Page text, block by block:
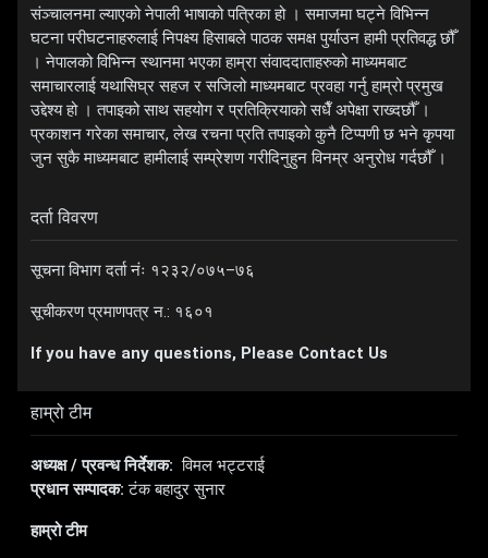
संञ्चालनमा ल्याएको नेपाली भाषाको पत्रिका हो । समाजमा घट्ने विभिन्न
घटना परीघटनाहरुलाई निपक्ष्य हिसाबले पाठक समक्ष पुर्याउन हामी प्रतिवद्ध छौँ
। नेपालको विभिन्न स्थानमा भएका हाम्रा संवाददाताहरुको माध्यमबाट
समाचारलाई यथासिघ्र सहज र सजिलो माध्यमबाट प्रवहा गर्नु हाम्रो प्रमुख
उद्देश्य हो । तपाइको साथ सहयोग र प्रतिक्रियाको सधैँ अपेक्षा राख्दछौँ ।
प्रकाशन गरेका समाचार, लेख रचना प्रति तपाइको कुनै टिप्पणी छ भने कृपया
जुन सुकै माध्यमबाट हामीलाई सम्प्रेशण गरीदिनुहुन विनम्र अनुरोध गर्दछौँ ।
दर्ता विवरण
सूचना विभाग दर्ता नंः १२३२/०७५–७६
सूचीकरण प्रमाणपत्र न.: १६०१
If you have any questions, Please Contact Us
हाम्रो टीम
अध्यक्ष / प्रवन्ध निर्देशक:विमल भट्टराई
प्रधान सम्पादक:टंक बहादुर सुनार
हाम्रो टीम